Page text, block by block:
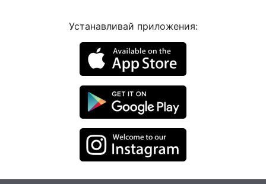
Устанавливай приложения: